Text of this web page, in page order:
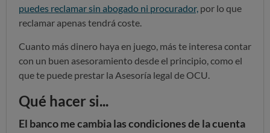
puedes reclamar sin abogado ni procurador, por lo que
reclamar apenas tendrá coste.
Cuanto más dinero haya en juego, más te interesa contar
con un buen asesoramiento desde el principio, como el
que te puede prestar la Asesoría legal de OCU.
Qué hacer si...
El banco me cambia las condiciones de la cuenta